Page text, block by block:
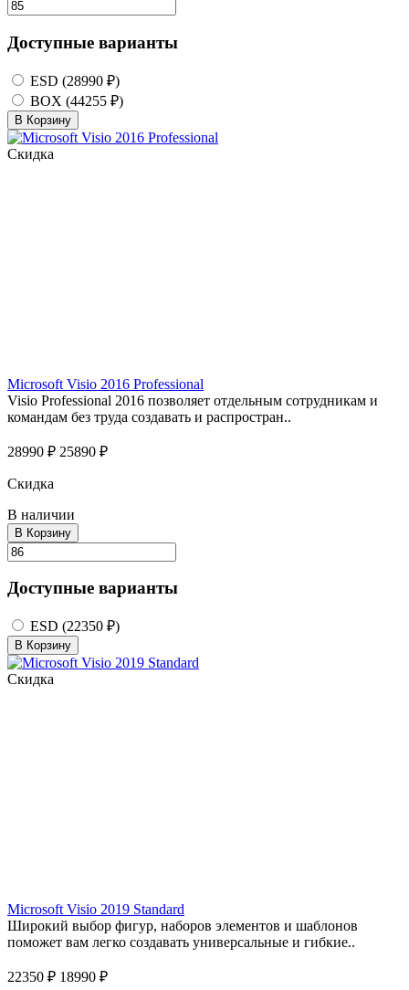
Доступные варианты
ESD (28990 ₽)
BOX (44255 ₽)
В Корзину
Скидка
Microsoft Visio 2016 Professional
Visio Professional 2016 позволяет отдельным сотрудникам и
командам без труда создавать и распростран..
28990 ₽ 25890 ₽
Скидка
В наличии
В Корзину
Доступные варианты
ESD (22350 ₽)
В Корзину
Скидка
Microsoft Visio 2019 Standard
Широкий выбор фигур, наборов элементов и шаблонов
поможет вам легко создавать универсальные и гибкие..
22350 ₽ 18990 ₽